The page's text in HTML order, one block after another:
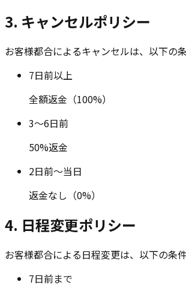
3. キャンセルポリシー
お客様都合によるキャンセルは、以下の
7日前以上
全額返金（100%）
3〜6日前
50%返金
2日前〜当日
返金なし（0%）
4. 日程変更ポリシー
お客様都合による日程変更は、以下の条件
7日前まで